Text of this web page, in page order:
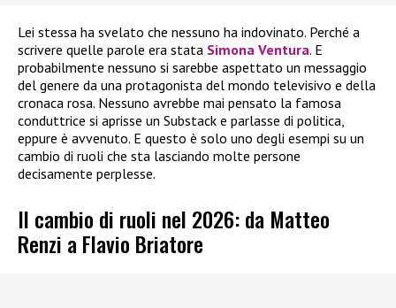
Lei stessa ha svelato che nessuno ha indovinato. Perché a
scrivere quelle parole era stata Simona Ventura. E
probabilmente nessuno si sarebbe aspettato un messaggio
del genere da una protagonista del mondo televisivo e della
cronaca rosa. Nessuno avrebbe mai pensato la famosa
conduttrice si aprisse un Substack e parlasse di politica,
eppure è avvenuto. E questo è solo uno degli esempi su un
cambio di ruoli che sta lasciando molte persone
decisamente perplesse.
Il cambio di ruoli nel 2026: da Matteo
Renzi a Flavio Briatore